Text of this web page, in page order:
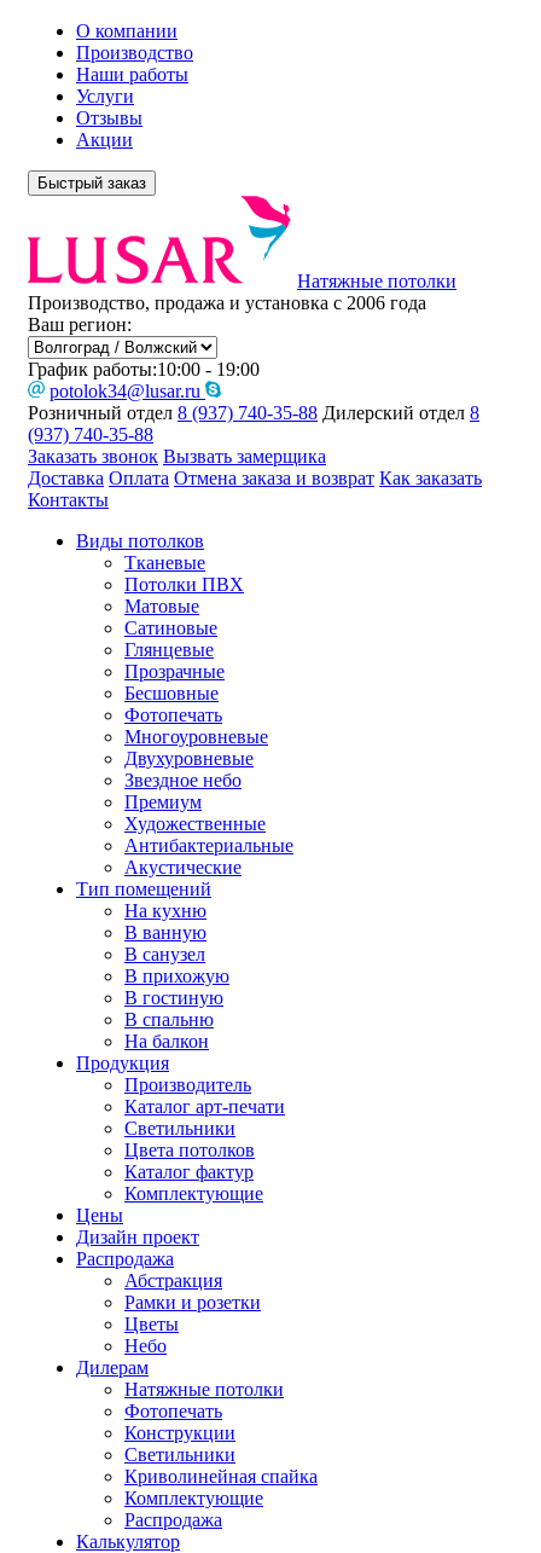
О компании
Производство
Наши работы
Услуги
Отзывы
Акции
Быстрый заказ
Натяжные потолки
Производство, продажа и установка с 2006 года
Ваш регион:
График работы:10:00 - 19:00
potolok34@lusar.ru
Розничный отдел 8 (937) 740-35-88 Дилерский отдел 8
(937) 740-35-88
Заказать звонок Вызвать замерщика
Доставка Оплата Отмена заказа и возврат Как заказать
Контакты
Виды потолков
Тканевые
Потолки ПВХ
Матовые
Сатиновые
Глянцевые
Прозрачные
Бесшовные
Фотопечать
Многоуровневые
Двухуровневые
Звездное небо
Премиум
Художественные
Антибактериальные
Акустические
Тип помещений
На кухню
В ванную
В санузел
В прихожую
В гостиную
В спальню
На балкон
Продукция
Производитель
Каталог арт-печати
Светильники
Цвета потолков
Каталог фактур
Комплектующие
Цены
Дизайн проект
Распродажа
Абстракция
Рамки и розетки
Цветы
Небо
Дилерам
Натяжные потолки
Фотопечать
Конструкции
Светильники
Криволинейная спайка
Комплектующие
Распродажа
Калькулятор